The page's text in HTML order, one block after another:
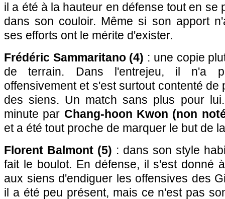
il a été à la hauteur en défense tout en se
dans son couloir. Même si son apport
ses efforts ont le mérite d'exister.
Frédéric Sammaritano (4) : une copie
de terrain. Dans l'entrejeu, il n'a
offensivement et s'est surtout contenté de
des siens. Un match sans plus pour
minute par Chang-hoon Kwon (non
et a été tout proche de marquer le but de
Florent Balmont (5) : dans son style
fait le boulot. En défense, il s'est donné
aux siens d'endiguer les offensives des
il a été peu présent, mais ce n'est pas